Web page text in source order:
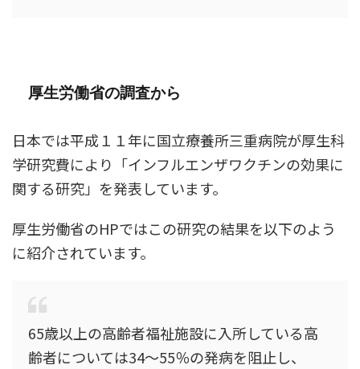
厚生労働省の調査から
日本では平成１１年に国立療養所三重病院が厚生科
学研究費により「インフルエンザワクチンの効果に
関する研究」を発表しています。
厚生労働省のHPではこの研究の結果を以下のよう
に紹介されています。
65歳以上の高齢者福祉施設に入所している高
齢者については34～55％の発病を阻止し、